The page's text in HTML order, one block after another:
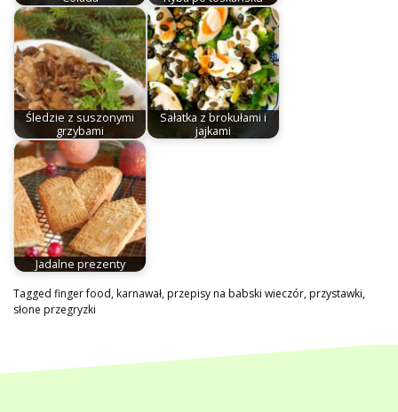
Śledzie z suszonymi
grzybami
Sałatka z brokułami i
jajkami
Jadalne prezenty
Tagged finger food,karnawał,przepisy na babski wieczór,przystawki,
słone przegryzki